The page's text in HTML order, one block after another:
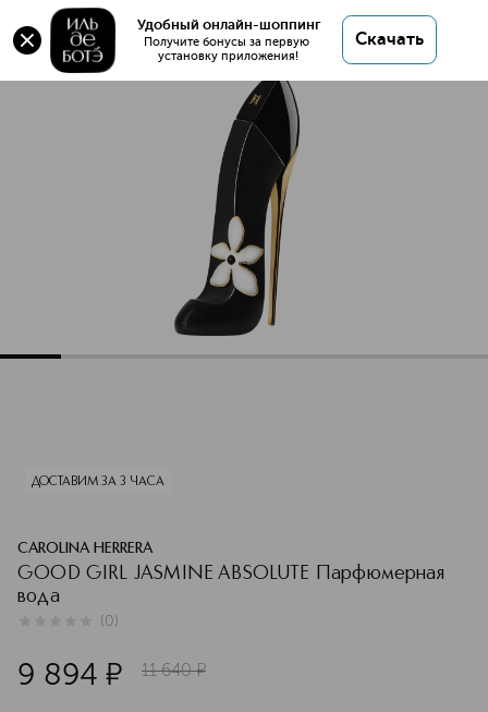
Удобный онлайн-шоппинг
Получите бонусы за первую
установку приложения!
Скачать
Оригинал 💯 GOOD GIRL JASMINE ABSOLUTE
Парфюмерная вода купить в интернет магазине
ИЛЬ ДЕ БОТЭ с доставкой.
GOOD GIRL JASMINE ABSOLUTE Парфюмерная вода
ДОСТАВИМ ЗА 3 ЧАСА
CAROLINA HERRERA
GOOD GIRL JASMINE ABSOLUTE Парфюмерная
вода
(0)
9 894 ¤ 11 640 ¤